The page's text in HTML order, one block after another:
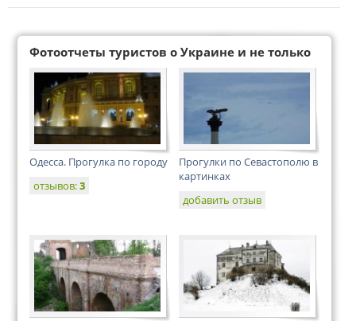
Фотоотчеты туристов о Украине и не только
Одесса. Прогулка по городу
отзывов:3
Прогулки по Севастополю в
картинках
добавить отзыв